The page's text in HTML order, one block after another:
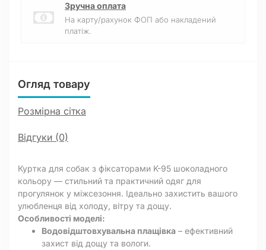
Зручна оплата
На карту/рахунок ФОП або накладений
платіж.
Огляд товару
Розмірна сітка
Відгуки (0)
Куртка для собак з фіксаторами K-95 шоколадного
кольору — стильний та практичний одяг для
прогулянок у міжсезоння. Ідеально захистить вашого
улюбленця від холоду, вітру та дощу.
Особливості моделі:
Водовідштовхувальна плащівка – ефективний
захист від дощу та вологи.